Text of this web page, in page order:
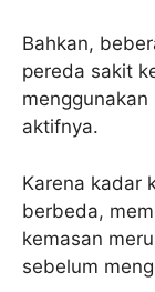
Bahkan,
pereda sakit
aktifnya.
Karena kadar
berbeda,
kemasan
sebelum